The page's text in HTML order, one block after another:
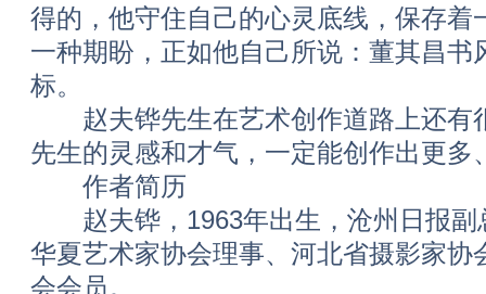
得的，他守住自己的心灵底线，保存着
一种期盼，正如他自己所说：董其昌书
标。
赵夫铧先生在艺术创作道路上还有
先生的灵感和才气，一定能创作出更多
作者简历
赵夫铧，1963年出生，沧州日报副
华夏艺术家协会理事、河北省摄影家协
会会员。